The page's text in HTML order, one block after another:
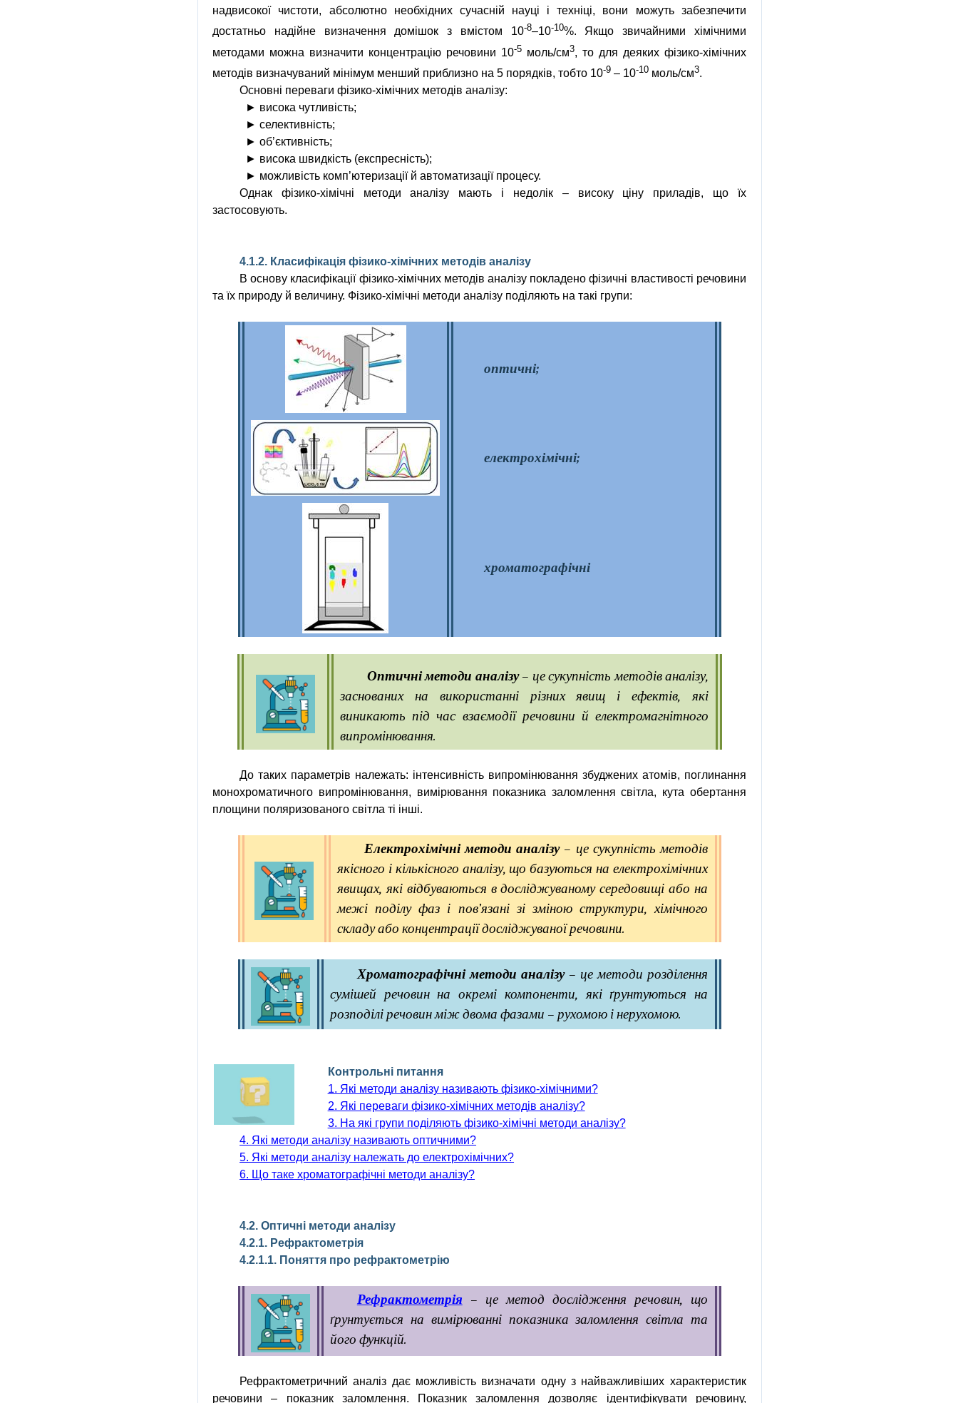
надвисокої чистоти, абсолютно необхідних сучасній науці і техніці, вони можуть забезпечити
достатньо надійне визначення домішок з вмістом 10-8–10-10%. Якщо звичайними хімічними
методами можна визначити концентрацію речовини 10-5 моль/см3, то для деяких фізико-хімічних
методів визначуваний мінімум менший приблизно на 5 порядків, тобто 10-9 – 10-10 моль/см3.
Основні переваги фізико-хімічних методів аналізу:
► висока чутливість;
► селективність;
► об’єктивність;
► висока швидкість (експресність);
► можливість комп’ютеризації й автоматизації процесу.
Однак фізико-хімічні методи аналізу мають і недолік – високу ціну приладів, що їх
застосовують.
4.1.2. Класифікація фізико-хімічних методів аналізу
В основу класифікації фізико-хімічних методів аналізу покладено фізичні властивості речовини
та їх природу й величину. Фізико-хімічні методи аналізу поділяють на такі групи:
оптичні;
електрохімічні;
хроматографічні
Оптичні методи аналізу – це сукупність методів аналізу,
заснованих на використанні різних явищ і ефектів, які
виникають під час взаємодії речовини й електромагнітного
випромінювання.
До таких параметрів належать: інтенсивність випромінювання збуджених атомів, поглинання
монохроматичного випромінювання, вимірювання показника заломлення світла, кута обертання
площини поляризованого світла ті інші.
Електрохімічні методи аналізу– це сукупність методів
якісного і кількісного аналізу, що базуються на електрохімічних
явищах, які відбуваються в досліджуваному середовищі або на
межі поділу фаз і пов’язані зі зміною структури, хімічного
складу або концентрації досліджуваної речовини.
Хроматографічніметоди аналізу– це методи розділення
сумішей речовин на окремі компоненти, які ґрунтуються на
розподілі речовин між двома фазами – рухомою і нерухомою.
Контрольні питання
1. Які методи аналізу називають фізико-хімічними?
2. Які переваги фізико-хімічних методів аналізу?
3. На які групи поділяють фізико-хімічні методи аналізу?
4. Які методи аналізу називають оптичними?
5. Які методи аналізу належать до електрохімічних?
6. Що таке хроматографічні методи аналізу?
4.2. Оптичні методи аналізу
4.2.1. Рефрактометрія
4.2.1.1. Поняття про рефрактометрію
Рефрактометрія – це метод дослідження речовин, що
ґрунтується на вимірюванні показника заломлення світла та
його функцій.
Рефрактометричний аналіз дає можливість визначати одну з найважливіших характеристик
речовини – показник заломлення. Показник заломлення дозволяє ідентифікувати речовину,